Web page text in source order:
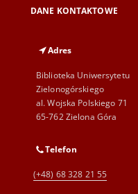
DANE KONTAKTOWE
Adres
Biblioteka Uniwersytetu
Zielonogórskiego
al. Wojska Polskiego 71
65-762 Zielona Góra
Telefon
(+48) 68 328 21 55